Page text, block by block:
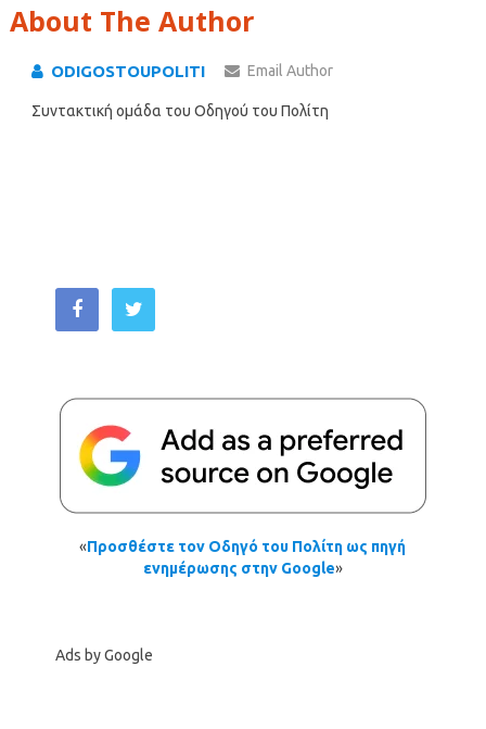
About The Author
ODIGOSTOUPOLITI Email Author
Συντακτική ομάδα του Οδηγού του Πολίτη
«Προσθέστε τον Οδηγό του Πολίτη ως πηγή
ενημέρωσης στην Google»
Ads by Google